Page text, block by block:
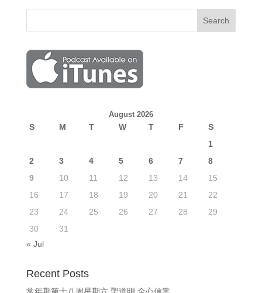
August 2026
S M T W T F
S
1
2
3 4 5 6 7
8
9
10 11 12 13 14
15
16
17 18 19 20 21
22
23
24 25 26 27 28
29
30
31
« Jul
Recent Posts